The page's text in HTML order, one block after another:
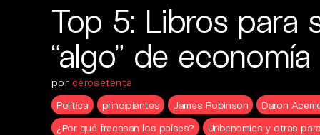
Top 5: Libros para
“algo” de economía
por cerosetenta
Política
principiantes James Robinson
Daron
¿Por qué fracasan los países?
Uribenomics y otras